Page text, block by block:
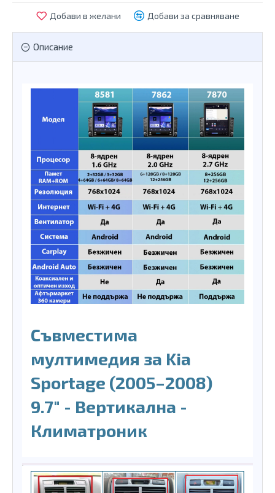
Добави в желани Добави за сравняване
Описание
Съвместима
мултимедия за Kia
Sportage (2005–2008)
9.7″ - Вертикална -
Климатроник